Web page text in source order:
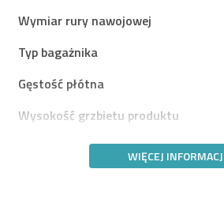
Wymiar rury nawojowej
Typ bagażnika
Gęstość płótna
Wysokość grzbietu produktu
WIĘCEJ